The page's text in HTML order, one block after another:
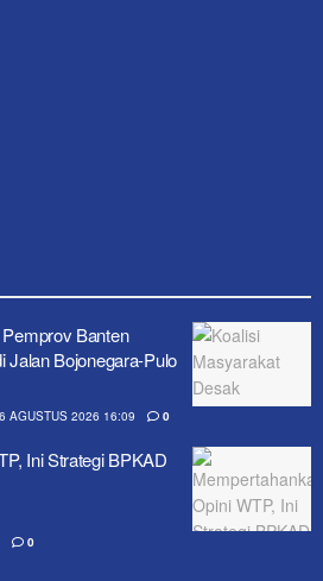
Banten
Jalan Bojonegara-Pulo
AGUSTUS 2026 16:09 0
Ini Strategi BPKAD
0